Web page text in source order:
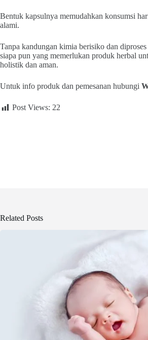
Bentuk kapsulnya memudahkan konsumsi
alami.
Tanpa kandungan kimia berisiko dan
siapa pun yang memerlukan produk herbal
holistik dan aman.
Untuk info produk dan pemesanan hubungi
Post Views: 22
Related Posts